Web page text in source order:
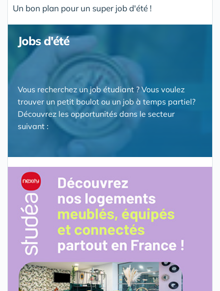
Un bon plan pour un super job d'été !
Jobs d'été
Vous recherchez un job étudiant ? Vous voulez
trouver un petit boulot ou un job à temps partiel?
Découvrez les opportunités dans le secteur
suivant :